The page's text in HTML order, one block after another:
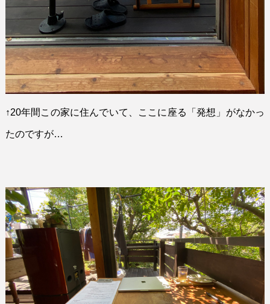
↑20年間この家に住んでいて、ここに座る「発想」がなかっ
たのですが…